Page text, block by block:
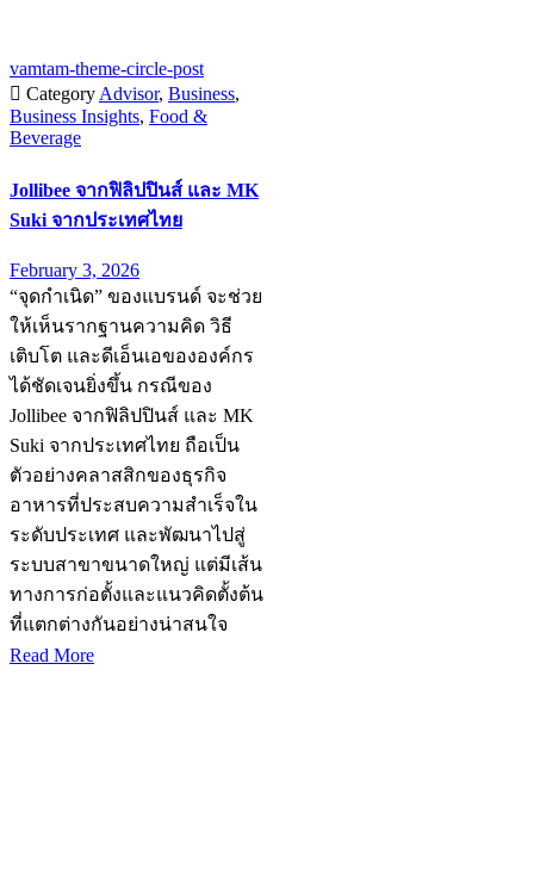
vamtam-theme-circle-post
 Category Advisor, Business,
Business Insights, Food &
Beverage
Jollibee จากฟิลิปปินส์ และ MK
Suki จากประเทศไทย
February 3, 2026
“จุดกำเนิด” ของแบรนด์ จะช่วย
ให้เห็นรากฐานความคิด วิธี
เติบโต และดีเอ็นเอขององค์กร
ได้ชัดเจนยิ่งขึ้น กรณีของ
Jollibee จากฟิลิปปินส์ และ MK
Suki จากประเทศไทย ถือเป็น
ตัวอย่างคลาสสิกของธุรกิจ
อาหารที่ประสบความสำเร็จใน
ระดับประเทศ และพัฒนาไปสู่
ระบบสาขาขนาดใหญ่ แต่มีเส้น
ทางการก่อตั้งและแนวคิดตั้งต้น
ที่แตกต่างกันอย่างน่าสนใจ
Read More